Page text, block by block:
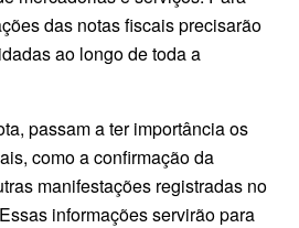
das notas fiscais precisarão
ao longo de toda a
passam a ter importância os
como a confirmação da
manifestações registradas no
informações servirão para